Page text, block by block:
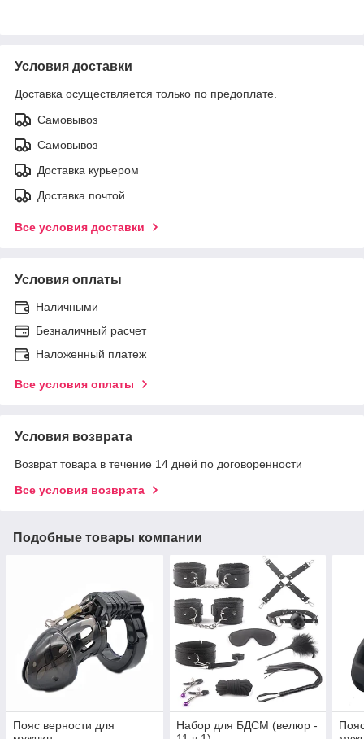
Условия доставки
Доставка осуществляется только по предоплате.
Самовывоз
Самовывоз
Доставка курьером
Доставка почтой
Все условия доставки
Условия оплаты
Наличными
Безналичный расчет
Наложенный платеж
Все условия оплаты
Условия возврата
Возврат товара в течение 14 дней по договоренности
Все условия возврата
Подобные товары компании
Пояс верности для
Набор для БДСМ (велюр -